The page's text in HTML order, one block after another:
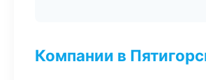
Компании в